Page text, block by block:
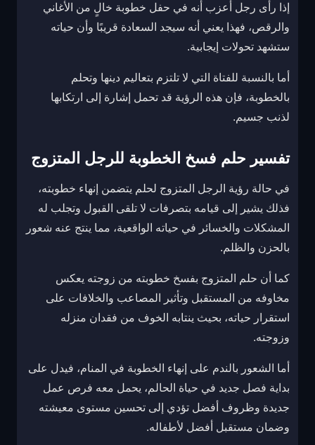
إذا رأى رجل أعزب أنه في حفل خطوبة خالٍ من الأغاني
والرقص، فهذا يعني أنه سيجد السعادة قريبًا وأن حياته
ستشهد تحولات إيجابية.
أما بالنسبة للفتاة التي لا تلتزم بتعاليم دينها وتحلم
بالخطوبة، فإن هذه الرؤية قد تحمل إشارة إلى ارتكابها
لذنب جسيم.
تفسير حلم فسخ الخطوبة للرجل المتزوج
في حالة رؤية الرجل المتزوج لحلم يتضمن إنهاء خطوبته،
فذلك يشير إلى قيامه بتصرفات لا تلقى القبول وتجلب له
المشكلات والخسائر في حياته الواقعية، مما ينتج عنه شعور
بالحزن والظلم.
كما أن حلم المتزوج بفسخ خطوبته من زوجته يعكس
مخاوفه من المستقبل وتأثير المصاعب والخلافات على
استقرار حياته، بحيث ينتابه الخوف من فقدان منزله
وزوجته.
أما الشعور بالندم على إنهاء الخطوبة في المنام، فيدل على
بداية فصل جديد في حياة الحالم، يحمل معه فرص عمل
جديدة وظروف أفضل تؤدي إلى تحسين مستوى معيشته
وضمان مستقبل أفضل لأطفاله.